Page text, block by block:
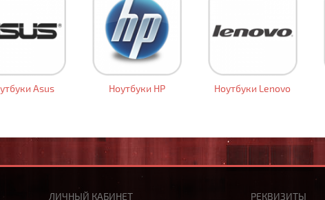
Asus Ноутбуки HP Ноутбуки Lenovo
ЛИЧНЫЙ КАБИНЕТ РЕКВИЗИТЫ